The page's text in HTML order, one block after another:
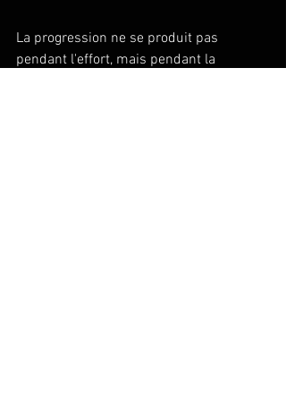
La progression ne se produit pas
pendant l'effort, mais pendant la